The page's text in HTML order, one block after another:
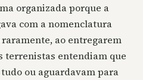
organizada porque a
com a nomenclatura
ao entregarem
terrenistas entendiam que
ou aguardavam para